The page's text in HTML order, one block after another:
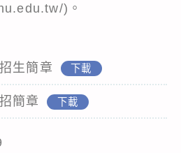
)。
生簡章 下載
簡章 下載